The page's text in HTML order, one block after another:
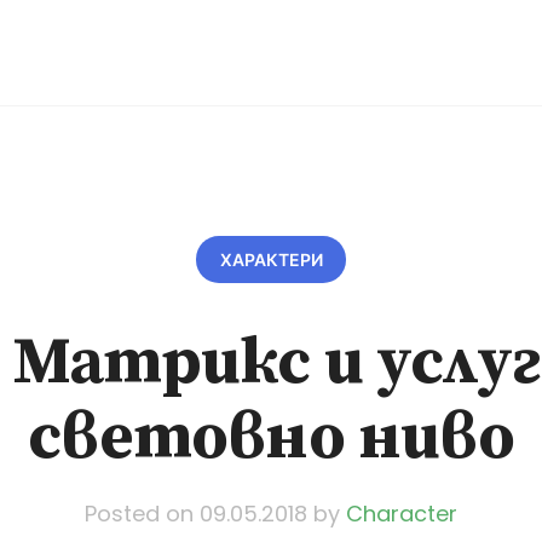
ХАРАКТЕРИ
и
световно ниво
Posted on 09.05.2018 by Character